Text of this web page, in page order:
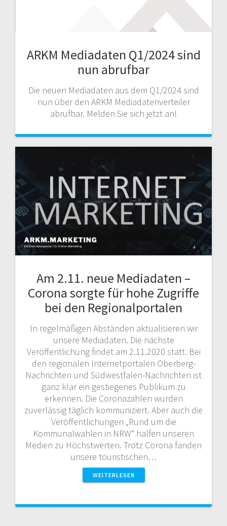
ARKM Mediadaten Q1/2024 sind
nun abrufbar
Die neuen Mediadaten aus dem Q1/2024 sind
nun über den ARKM Mediadatenverteiler
abrufbar. Melden Sie sich jetzt an!
Am 2.11. neue Mediadaten –
Corona sorgte für hohe Zugriffe
bei den Regionalportalen
In regelmäßigen Abständen aktualisieren wir
unsere Mediadaten. Die nächste
Veröffentlichung findet am 2.11.2020 statt. Bei
den regionalen Internetportalen Oberberg-
Nachrichten und Südwestfalen-Nachrichten ist
ganz klar ein gestiegenes Publikum zu
erkennen. Die Coronazahlen wurden
zuverlässig täglich kommuniziert. Aber auch die
Veröffentlichungen „Rund um die
Kommunalwahlen in NRW“ halfen unseren
Medien zu Höchstwerten. Trotz Corona fanden
unsere touristischen…
WEITERLESEN